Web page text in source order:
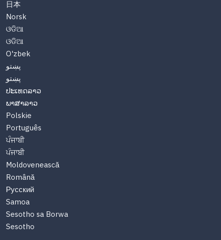
日本
Norsk
ଓଡିଆ
ଓଡିଆ
O'zbek
پښتو
پښتو
ປະເທດລາວ
ພາສາລາວ
Polskie
Português
ਪੰਜਾਬੀ
ਪੰਜਾਬੀ
Moldovenească
Română
Русский
Samoa
Sesotho sa Borwa
Sesotho